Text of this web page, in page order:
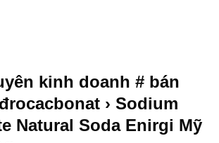
kinh doanh # bán
› Sodium
Natural Soda Enirgi Mỹ